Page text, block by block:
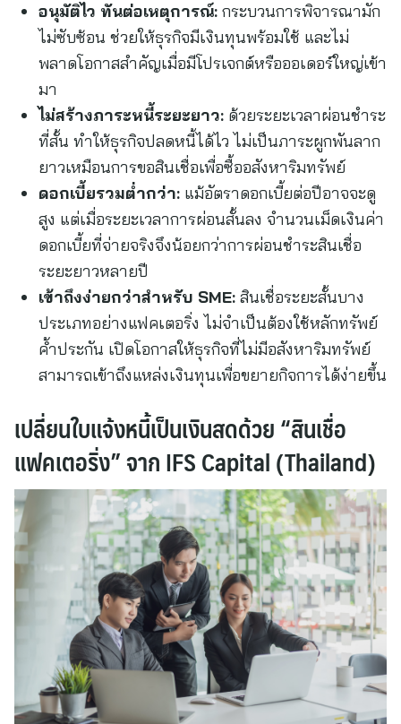
อนุมัติไว ทันต่อเหตุการณ์: กระบวนการพิจารณามัก
ไม่ซับซ้อน ช่วยให้ธุรกิจมีเงินทุนพร้อมใช้ และไม่
พลาดโอกาสสำคัญเมื่อมีโปรเจกต์หรือออเดอร์ใหญ่เข้า
มา
ไม่สร้างภาระหนี้ระยะยาว: ด้วยระยะเวลาผ่อนชำระ
ที่สั้น ทำให้ธุรกิจปลดหนี้ได้ไว ไม่เป็นภาระผูกพันลาก
ยาวเหมือนการขอสินเชื่อเพื่อซื้ออสังหาริมทรัพย์
ดอกเบี้ยรวมต่ำกว่า: แม้อัตราดอกเบี้ยต่อปีอาจจะดู
สูง แต่เมื่อระยะเวลาการผ่อนสั้นลง จำนวนเม็ดเงินค่า
ดอกเบี้ยที่จ่ายจริงจึงน้อยกว่าการผ่อนชำระสินเชื่อ
ระยะยาวหลายปี
เข้าถึงง่ายกว่าสำหรับ SME: สินเชื่อระยะสั้นบาง
ประเภทอย่างแฟคเตอริ่ง ไม่จำเป็นต้องใช้หลักทรัพย์
ค้ำประกัน เปิดโอกาสให้ธุรกิจที่ไม่มีอสังหาริมทรัพย์
สามารถเข้าถึงแหล่งเงินทุนเพื่อขยายกิจการได้ง่ายขึ้น
เปลี่ยนใบแจ้งหนี้เป็นเงินสดด้วย “สินเชื่อ
แฟคเตอริ่ง” จาก IFS Capital (Thailand)